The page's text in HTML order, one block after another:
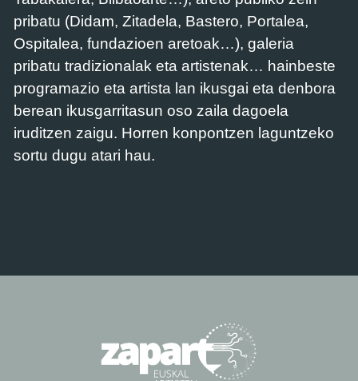
pribatu (Didam, Zitadela, Bastero, Portalea,
Ospitalea, fundazioen aretoak…), galeria
pribatu tradizionalak eta artistenak… hainbeste
programazio eta artista lan ikusgai eta denbora
berean ikusgarritasun oso zaila dagoela
iruditzen zaigu. Horren konpontzen laguntzeko
sortu dugu atari hau.